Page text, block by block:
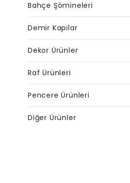
Bahçe Şömineleri
Demir Kapılar
Dekor Ürünler
Raf Ürünleri
Pencere Ürünleri
Diğer Ürünler